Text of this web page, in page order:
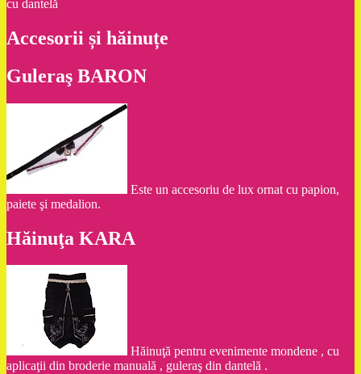
cu dantelă
Accesorii și hăinuțe
Guleraş BARON
Este un accesoriu de lux ornat cu papion,
paiete şi medalion.
Hăinuţa KARA
Hăinuţă pentru evenimente mondene , cu
aplicaţii din broderie manuală , guleraş din dantelă .